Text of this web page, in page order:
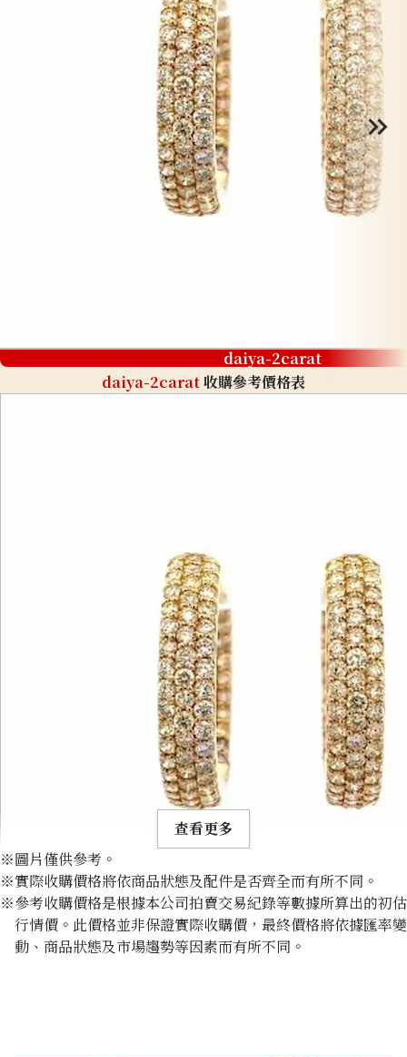
daiya-2carat
daiya-2carat收購參考價格表
K18 diamond earrings 2.5ct
查看更多
※圖片僅供參考。
※實際收購價格將依商品狀態及配件是否齊全而有所不同。
※參考收購價格是根據本公司拍賣交易紀錄等數據所算出的初估
行情價。此價格並非保證實際收購價，最終價格將依據匯率變
動、商品狀態及市場趨勢等因素而有所不同。